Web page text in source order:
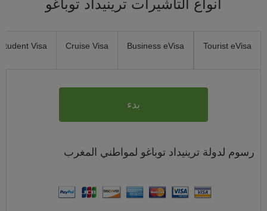
أنواع التأشيرات ترينيداد توباغو
Tourist eVisa
Business eVisa
Cruise Visa
Student Visa
بدء
رسوم لدولة ترينيداد توباغو لمواطني المغرب